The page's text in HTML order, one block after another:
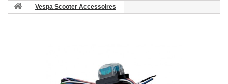
Vespa Scooter Accessoires